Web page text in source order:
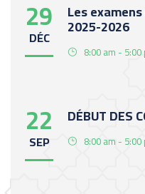
29
DÉC
Les
2025-2026
8:00 am - 5:00
22
SEP
DÉBUT DES
8:00 am - 5:00